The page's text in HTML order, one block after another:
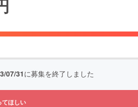
07/31に募集を終了しました
てほしい